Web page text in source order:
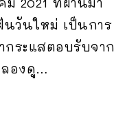
นวันใหม่ เป็นการ
กระแสตอบรับจาก
ลองดู…